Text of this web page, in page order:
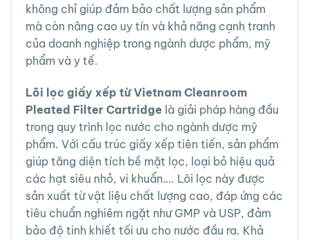
không chỉ giúp đảm bảo chất lượng sản phẩm
mà còn nâng cao uy tín và khả năng cạnh tranh
của doanh nghiệp trong ngành dược phẩm, mỹ
phẩm và y tế.
Lõi lọc giấy xếp từ Vietnam Cleanroom
Pleated Filter Cartridge là giải pháp hàng đầu
trong quy trình lọc nước cho ngành dược mỹ
phẩm. Với cấu trúc giấy xếp tiên tiến, sản phẩm
giúp tăng diện tích bề mặt lọc, loại bỏ hiệu quả
các hạt siêu nhỏ, vi khuẩn…. Lõi lọc này được
sản xuất từ vật liệu chất lượng cao, đáp ứng các
tiêu chuẩn nghiêm ngặt như GMP và USP, đảm
bảo độ tinh khiết tối ưu cho nước đầu ra. Khả